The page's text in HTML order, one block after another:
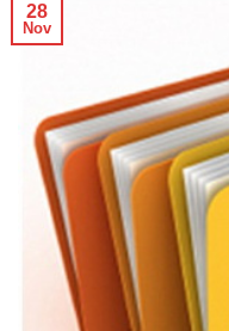
28
Nov